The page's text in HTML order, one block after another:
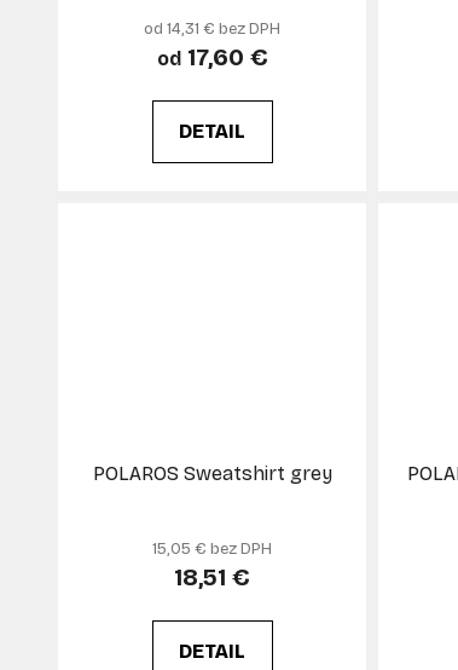
od 14,31 € bez DPH
od17,60 €
DETAIL
POLAROS Sweatshirt grey
15,05 € bez DPH
18,51 €
DETAIL